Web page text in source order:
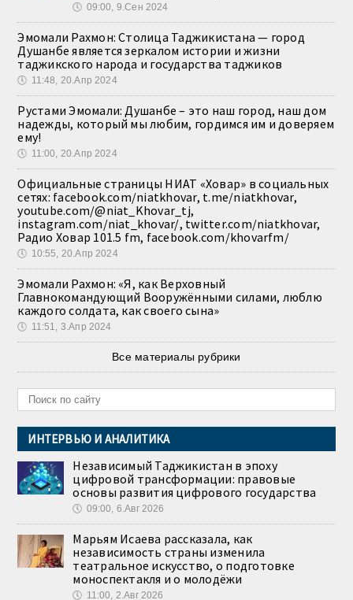
🕔 09:00, 9.Сен 2024
Эмомали Рахмон: Столица Таджикистана — город
Душанбе является зеркалом истории и жизни
таджикского народа и государства таджиков
🕔 11:48, 20.Апр 2024
Рустами Эмомали: Душанбе – это наш город, наш дом
надежды, который мы любим, гордимся им и доверяем
ему!
🕔 11:00, 20.Апр 2024
Официальные страницы НИАТ «Ховар» в социальных
сетях: facebook.com/niatkhovar, t.me/niatkhovar,
youtube.com/@niat_Khovar_tj,
instagram.com/niat_khovar/, twitter.com/niatkhovar,
Радио Ховар 101.5 fm, facebook.com/khovarfm/
🕔 10:55, 20.Апр 2024
Эмомали Рахмон: «Я, как Верховный
Главнокомандующий Вооружёнными силами, люблю
каждого солдата, как своего сына»
🕔 11:51, 3.Апр 2024
Все материалы рубрики
ИНТЕРВЬЮ И АНАЛИТИКА
Независимый Таджикистан в эпоху
цифровой трансформации: правовые
основы развития цифрового государства
🕔 09:00, 6.Авг 2026
Марьям Исаева рассказала, как
независимость страны изменила
театральное искусство, о подготовке
моноспектакля и о молодёжи
🕔 11:00, 2.Авг 2026